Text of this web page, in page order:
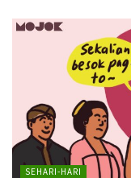
SEHARI-HARI